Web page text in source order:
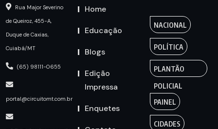
Rua Major Severino
de Queiroz, 455-A,
Duque de Caxias,
Cuiabá/MT
(65) 98111-0655
portal@circuitomt.com.br
Home
Educação
Blogs
Edição
Impressa
Enquetes
NACIONAL
POLÍTICA
PLANTÃO
POLICIAL
PAINEL
CIDADES